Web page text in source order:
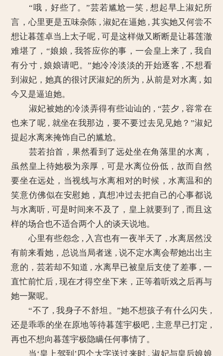
“哦，好些了。”芸若尴尬一笑 , 想起早上淑妃所
言，心里更是五味杂陈 , 淑妃在逼她 , 其实她又何尝不
想让暮莲卓当上太子呢 , 可是这样做又断断是让暮莲澈
难堪了，“娘娘 , 我答应你的事，一会皇上来了 , 我自
有分寸 , 娘娘请吧。”她冷冷淡淡的开始逐客 , 不想看
到淑妃，她真的很讨厌淑妃的所为 , 从前是对水离 , 如
今又是逼迫她。
淑妃被她的冷淡弄得有些讪讪的 , “芸夕 , 容常在
也来了呢 , 就坐在我那边，要不要过去见见她？”淑妃
提起水离来掩饰自己的尴尬。
芸若抬首，果然看到了远处坐在角落里的水离，
虽然皇上待她极为亲厚，可是水离位份低，故而自然
要坐在远处，当视线与水离相对的时候，水离温和的
笑意仿佛似在安慰她，真想冲过去把自己的心事都说
与水离听 , 可是时间来不及了，皇上就要到了 , 而且这
样的场合也不适合两个人的谈天说地。
心里有些怨念 , 入宫也有一夜半天了 , 水离居然没
有前来看她，总说当局者迷 , 说不定水离会帮她出出主
意的，芸若却不知道 , 水离早已被皇后支使了差事 , 一
直忙前忙后 , 现在才得空坐下来，正等着听戏之后再与
她一聚呢。
“不了 , 我身子不舒坦。”她不想孩子有什么闪失 ,
还是乖乖的坐在原地等待暮莲宇极吧 , 主意早已打定 ,
再也不想向暮莲宇极隐瞒任何事情了。
当‘皇上驾到’四个大字送过来时 , 淑妃与皇后娘娘